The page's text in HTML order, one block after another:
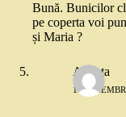
Bună. Bunicilor
pe coperta voi
și Maria ?
Ancuta
13